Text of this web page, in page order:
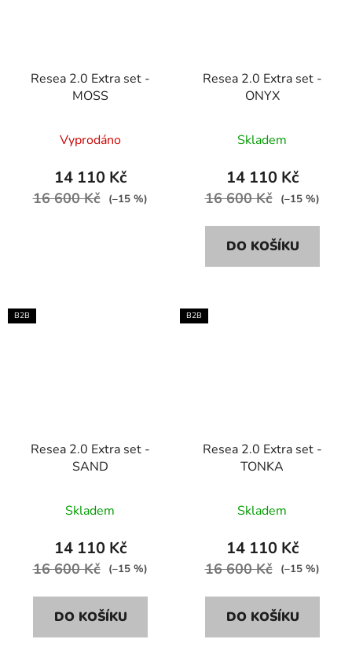
Resea 2.0 Extra set -
MOSS
Vyprodáno
14 110 Kč
16 600 Kč (–15 %)
Resea 2.0 Extra set -
ONYX
Skladem
14 110 Kč
16 600 Kč (–15 %)
DO KOŠÍKU
B2B
Resea 2.0 Extra set -
SAND
Skladem
14 110 Kč
16 600 Kč (–15 %)
DO KOŠÍKU
B2B
Resea 2.0 Extra set -
TONKA
Skladem
14 110 Kč
16 600 Kč (–15 %)
DO KOŠÍKU